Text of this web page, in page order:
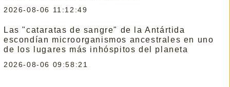
2026-08-06 11:12:49
Las "cataratas de sangre" de la Antártida
escondían microorganismos ancestrales en uno
de los lugares más inhóspitos del planeta
2026-08-06 09:58:21